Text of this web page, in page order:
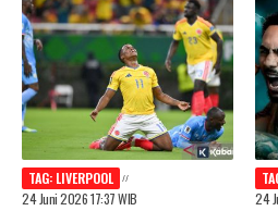
TAG: LIVERPOOL
24 Juni 2026 17:37 WIB
24